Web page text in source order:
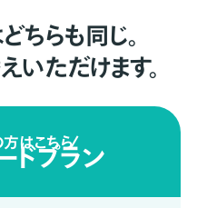
ちらも同じ。
いただけます。
はこちら
ドプラン